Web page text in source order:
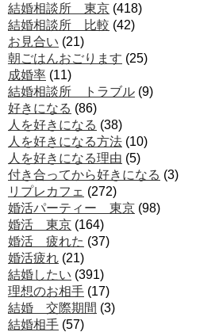
結婚相談所 東京 (418)
結婚相談所 比較 (42)
お見合い (21)
朝ごはんおごります (25)
成婚率 (11)
結婚相談所 トラブル (9)
好きになる (86)
人を好きになる (38)
人を好きになる方法 (10)
人を好きになる理由 (5)
付き合ってから好きになる (3)
リプレカフェ (272)
婚活パーティー 東京 (98)
婚活 東京 (164)
婚活 疲れた (37)
婚活疲れ (21)
結婚したい (391)
理想のお相手 (17)
結婚 交際期間 (3)
結婚相手 (57)